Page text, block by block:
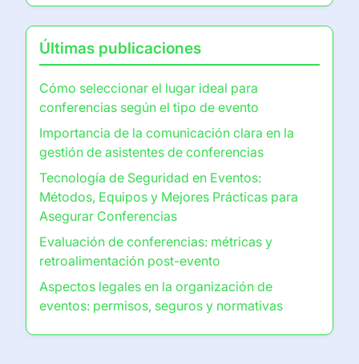
Últimas publicaciones
Cómo seleccionar el lugar ideal para
conferencias según el tipo de evento
Importancia de la comunicación clara en la
gestión de asistentes de conferencias
Tecnología de Seguridad en Eventos:
Métodos, Equipos y Mejores Prácticas para
Asegurar Conferencias
Evaluación de conferencias: métricas y
retroalimentación post-evento
Aspectos legales en la organización de
eventos: permisos, seguros y normativas